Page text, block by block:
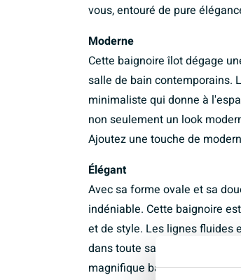
vous, entouré de pure
Moderne
Cette baignoire îlot dégage
salle de bain contemporains.
minimaliste qui donne à
non seulement un look
Ajoutez une touche de
Élégant
Avec sa forme ovale et sa
indéniable. Cette baignoire
et de style. Les lignes fluides
dans toute salle de bain.
magnifique baignoire îlot.